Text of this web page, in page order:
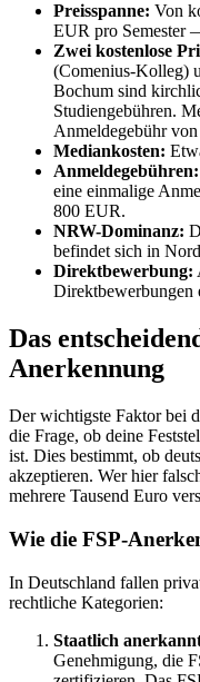
Preisspanne: Von
EUR pro Semester
Zwei kostenlose
(Comenius-Kolleg)
Bochum sind
Studiengebühren.
Anmeldegebühr
Mediankosten:
Anmeldegebühren:
eine einmalige
800 EUR.
NRW-Dominanz:
befindet sich in
Direktbewerbung:
Direktbewerbungen
Das
Anerkennung
Der wichtigste Faktor bei
die Frage, ob deine
ist. Dies bestimmt, ob
akzeptieren. Wer hier
mehrere Tausend Euro
Wie die FSP-
In Deutschland fallen
rechtliche Kategorien:
Staatlich
Genehmigung, die